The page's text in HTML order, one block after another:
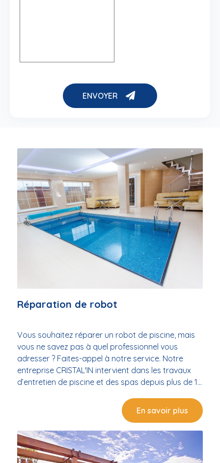
ENVOYER
Réparation de robot
Vous souhaitez réparer un robot de piscine, mais
vous ne savez pas à quel professionnel vous
adresser ? Faites-appel à notre service. Notre
entreprise CRISTAL'IN intervient dans les travaux
d’entretien de piscine et des spas depuis plus de 15
dédié à la réparation de votre robot piscine.
Comment faire réparer son robot de piscine ? Si
votre robot de piscine ne marche plus ou il ne peut
plus accéder à toutes les parois de votre piscine, il
y a peut-être une panne quelque part. Pour
En savoir plus